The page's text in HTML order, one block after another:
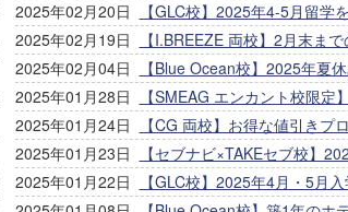
2025年02月20日
【GLC校】2025年4-5月留学
2025年02月19日
【I.BREEZE 両校】2月末ま
2025年02月04日
【Blue Ocean校】2025年夏
2025年01月28日
【SMEAG エンカント校限定
2025年01月24日
【CG 両校】お得な値引きプ
2025年01月23日
【セブナビ×TAKEセブ校】
2025年01月22日
【GLC校】2025年4月・5月